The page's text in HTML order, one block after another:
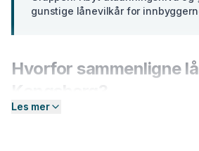
gunstige lånevilkår for
Hvorfor sammenligne
Banker i
Les mer